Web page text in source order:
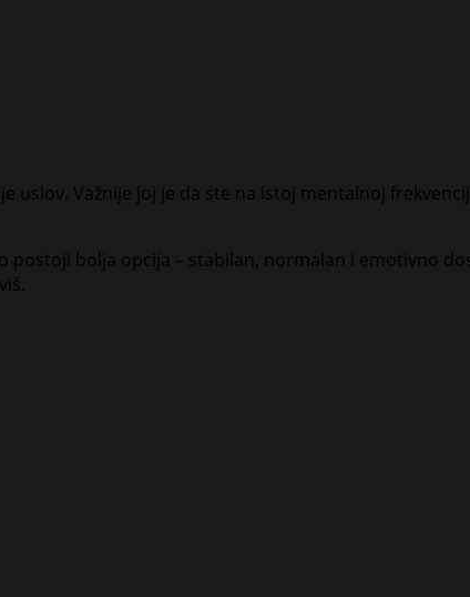
uslov. Važnije joj je da ste na istoj mentalnoj
postoji bolja opcija – stabilan, normalan i emotivno